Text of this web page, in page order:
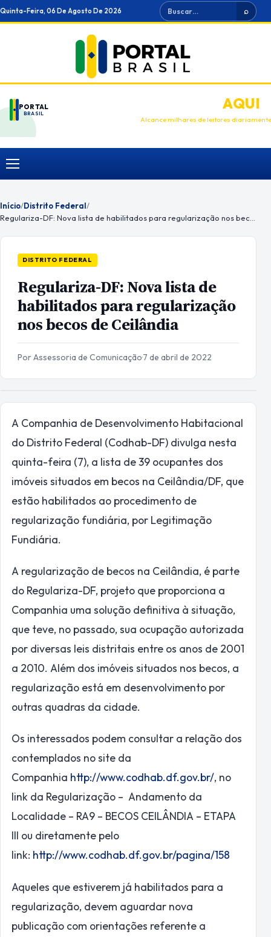
Ir
para
Quinta-Feira, 06 De Agosto De 2026 Buscar ⌕
PORTAL
BRASIL
ANUNCIEAQUI
Alcance milhares de leitores diariamente
Menu
Início/Distrito Federal/
DISTRITO FEDERAL
Regulariza-DF: Nova lista de
habilitados para regularização
nos becos de Ceilândia
Por Assessoria de Comunicação·7 de abril de 2022
A Companhia de Desenvolvimento Habitacional
do Distrito Federal (Codhab-DF) divulga nesta
quinta-feira (7), a lista de 39 ocupantes dos
imóveis situados em becos na Ceilândia/DF, que
estão habilitados ao procedimento de
regularização fundiária, por Legitimação
Fundiária.
A regularização de becos na Ceilândia, é parte
do Regulariza-DF, projeto que proporciona a
Companhia uma solução definitiva à situação,
que teve, no passado, sua ocupação autorizada
por diversas leis distritais entre os anos de 2001
a 2010. Além dos imóveis situados nos becos, a
regularização está em desenvolvimento por
outras quadras da cidade.
Os interessados podem consultar a relação dos
contemplados no site da
Companhia http://www.codhab.df.gov.br/, no
link da Regularização – Andamento da
Localidade – RA9 – BECOS CEILÂNDIA – ETAPA
III ou diretamente pelo
link: http://www.codhab.df.gov.br/pagina/158
Aqueles que estiverem já habilitados para a
regularização, devem aguardar nova
publicação com orientações referente a